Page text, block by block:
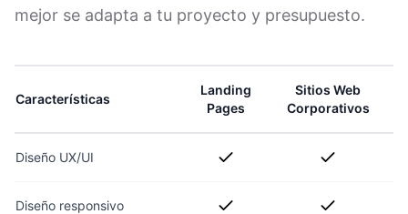
mejor se adapta a tu proyecto y presupuesto.
Características
Landing
Pages
Sitios Web
Corporativos
Diseño UX/UI
Diseño responsivo